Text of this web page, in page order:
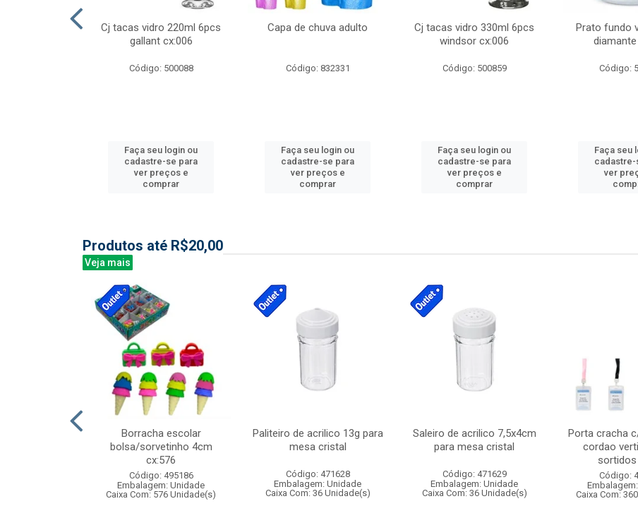
Cj tacas vidro 220ml 6pcs
gallant cx:006
Código: 500088
Faça seu login ou
cadastre-se para
ver preços e
comprar
Capa de chuva adulto
Código: 832331
Faça seu login ou
cadastre-se para
ver preços e
comprar
Cj tacas vidro 330ml 6pcs
windsor cx:006
Código: 500859
Faça seu login ou
cadastre-se para
ver preços e
comprar
Prato fundo
Código:
Faça seu
cadastre-
ver
Produtos até R$20,00
Veja mais
Borracha escolar
bolsa/sorvetinho 4cm
cx:576
Código: 495186
Embalagem: Unidade
Caixa Com: 576 Unidade(s)
Paliteiro de acrilico 13g para
mesa cristal
Código: 471628
Embalagem: Unidade
Caixa Com: 36 Unidade(s)
Saleiro de acrilico 7,5x4cm
para mesa cristal
Código: 471629
Embalagem: Unidade
Caixa Com: 36 Unidade(s)
Porta cracha
cordao
sortidos
Código:
Caixa Com: